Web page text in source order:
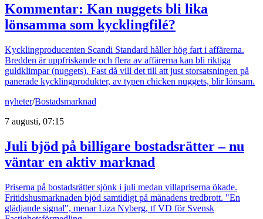
Kommentar: Kan nuggets bli lika
lönsamma som kycklingfilé?
Kycklingproducenten Scandi Standard håller hög fart i affärerna.
Bredden är uppfriskande och flera av affärerna kan bli riktiga
guldklimpar (nuggets). Fast då vill det till att just storsatsningen på
panerade kycklingprodukter, av typen chicken nuggets, blir lönsam.
nyheter/Bostadsmarknad
7 augusti, 07:15
Juli bjöd på billigare bostadsrätter – nu
väntar en aktiv marknad
Priserna på bostadsrätter sjönk i juli medan villapriserna ökade.
Fritidshusmarknaden bjöd samtidigt på månadens tredbrott. "En
glädjande signal", menar Liza Nyberg, tf VD för Svensk